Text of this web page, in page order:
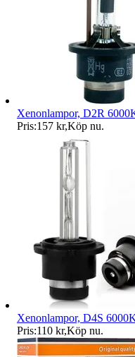
Xenonlampor, D2R
Pris:157 kr,Köp nu.
Xenonlampor, D4S
Pris:110 kr,Köp nu.